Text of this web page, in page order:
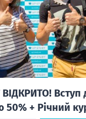
ВІДКРИТО! Вступ
50% + Річний